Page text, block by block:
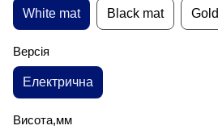
White mat Black mat Gold
Версія
Електрична
Висота,мм